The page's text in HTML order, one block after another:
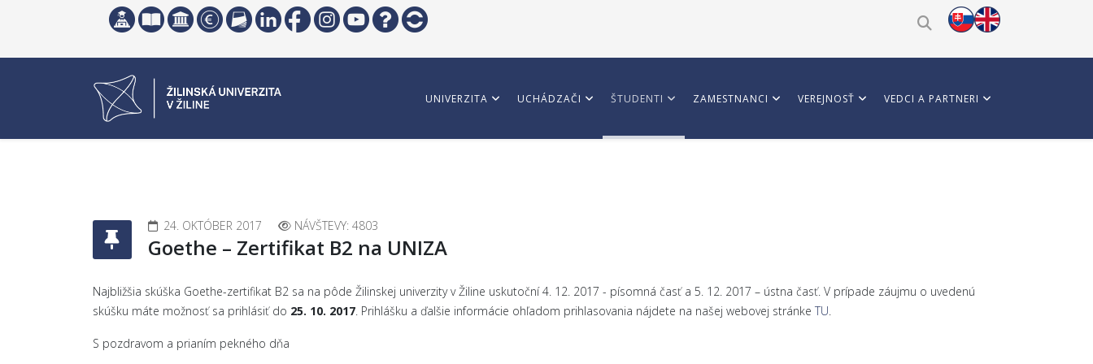
UNIVERZITA UCHÁDZAČI ŠTUDENTI ZAMESTNANCI VEREJNOSŤ VEDCI A PARTNERI
24. OKTÓBER 2017 NÁVŠTEVY: 4803
Goethe – Zertifikat B2 na UNIZA
Najbližšia skúška Goethe-zertifikat B2 sa na pôde Žilinskej univerzity v Žiline uskutoční 4. 12. 2017 - písomná časť a 5. 12. 2017 – ústna časť. V prípade záujmu o uvedenú
skúšku máte možnosť sa prihlásiť do 25. 10. 2017. Prihlášku a ďalšie informácie ohľadom prihlasovania nájdete na našej webovej stránke TU.
S pozdravom a prianím pekného dňa